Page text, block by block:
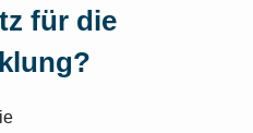
für die